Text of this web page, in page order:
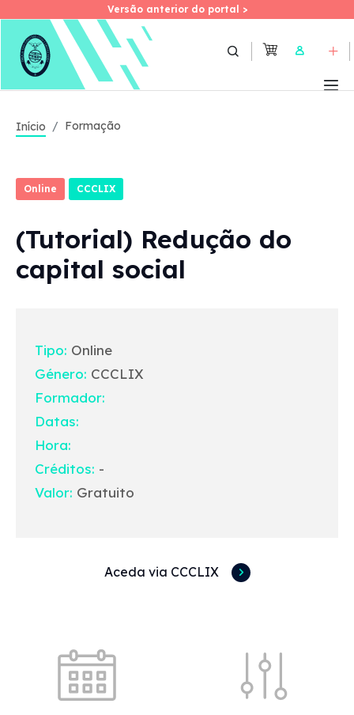
Skip
Versão anterior do portal >
Versão anterior do portal >
User
Início Formação
Online CCCLIX
(Tutorial) Redução do
capital social
Tipo: Online
Género: CCCLIX
Formador:
Datas:
Hora:
Créditos: -
Valor: Gratuito
Aceda via CCCLIX